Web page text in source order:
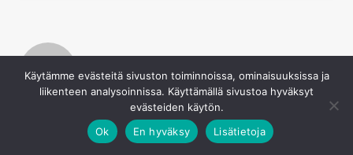
Käytämme evästeitä sivuston toiminnoissa, ominaisuuksissa ja
liikenteen analysoinnissa. Käyttämällä sivustoa hyväksyt
evästeiden käytön.
Ok
En hyväksy Lisätietoja